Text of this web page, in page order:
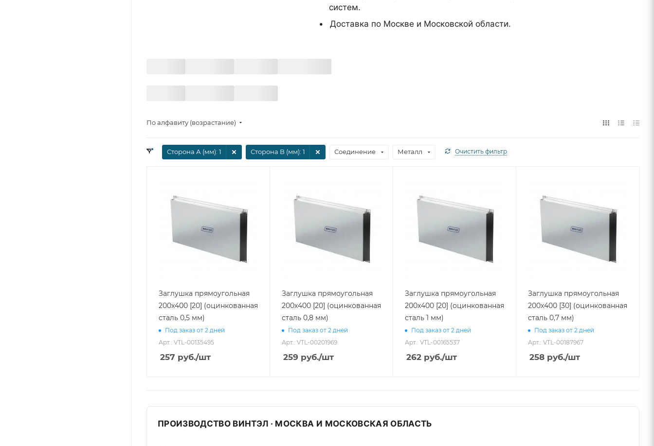
систем.
Доставка по Москве и Московской области.
По алфавиту (возрастание)
Сторона А (мм): 1 Сторона B (мм): 1 Соединение Металл Очистить фильтр
Заглушка прямоугольная
200х400 [20] (оцинкованная
сталь 0,5 мм)
Под заказ от 2 дней
Арт.: VTL-00135495
257 руб./шт
Заглушка прямоугольная
200х400 [20] (оцинкованная
сталь 0,8 мм)
Под заказ от 2 дней
Арт.: VTL-00201969
259 руб./шт
Заглушка прямоугольная
200х400 [20] (оцинкованная
сталь 1 мм)
Под заказ от 2 дней
Арт.: VTL-00165537
262 руб./шт
Заглушка прямоугольная
200х400 [30] (оцинкованная
сталь 0,7 мм)
Под заказ от 2 дней
Арт.: VTL-00187967
258 руб./шт
ПРОИЗВОДСТВО ВИНТЭЛ · МОСКВА И МОСКОВСКАЯ ОБЛАСТЬ